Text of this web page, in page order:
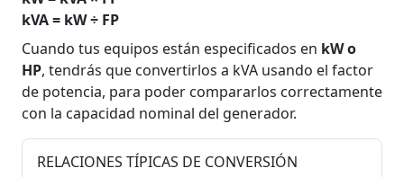
kVA = kW ÷ FP
Cuando tus equipos están especificados en kW o
HP, tendrás que convertirlos a kVA usando el factor
de potencia, para poder compararlos correctamente
con la capacidad nominal del generador.
RELACIONES TÍPICAS DE CONVERSIÓN